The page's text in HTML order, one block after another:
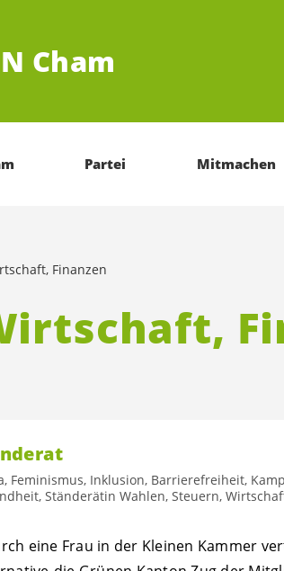
Cham
Partei Mitmachen
Finanzen
Feminismus, Inklusion, Barrierefreiheit,
Ständerätin Wahlen, Steuern,
eine Frau in der Kleinen Kammer